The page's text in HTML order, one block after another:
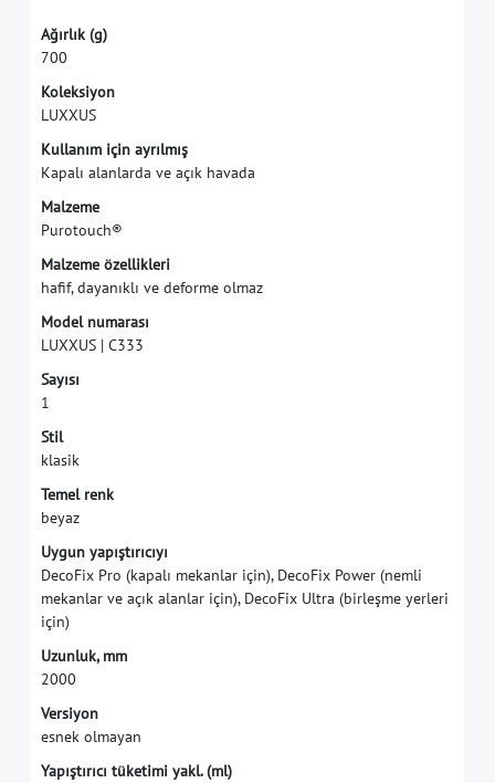
Ağırlık (g)
700
Koleksiyon
LUXXUS
Kullanım için ayrılmış
Kapalı alanlarda ve açık havada
Malzeme
Purotouch®
Malzeme özellikleri
haff, dayanıklı ve deforme olmaz
Model numarası
LUXXUS | C333
Sayısı
1
Stil
klasik
Temel renk
beyaz
Uygun yapıştırıcıyı
DecoFix Pro (kapalı mekanlar için), DecoFix Power (nemli
mekanlar ve açık alanlar için), DecoFix Ultra (birleşme yerleri
için)
Uzunluk, mm
2000
Versiyon
esnek olmayan
Yapıştırıcı tüketimi yakl. (ml)